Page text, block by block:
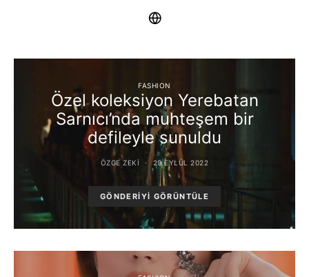
FASHION
Özel koleksiyon Yerebatan
Sarnıcı’nda muhteşem bir
defileyle sunuldu
ÖZGE ZEKI 29 EYLÜL 2022
GÖNDERIYI GÖRÜNTÜLE